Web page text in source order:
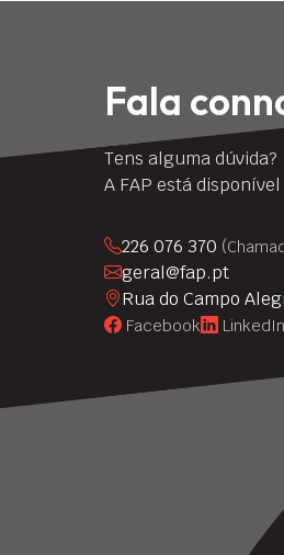
Fala
Tens alguma dúvida?
A FAP está
226 076 370
geral@fap.pt
Rua do Campo
Facebook LinkedIn